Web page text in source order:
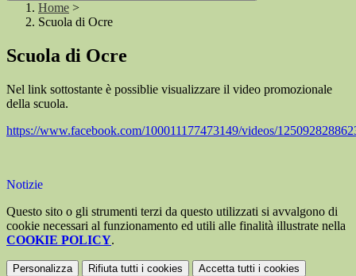
Home >
Scuola di Ocre
Scuola di Ocre
Nel link sottostante è possiblie visualizzare il video promozionale
della scuola.
https://www.facebook.com/100011177473149/videos/
Notizie
Questo sito o gli strumenti terzi da questo utilizzati si avvalgono di
cookie necessari al funzionamento ed utili alle finalità illustrate nella
COOKIE POLICY.
Personalizza Rifiuta tutti i cookies Accetta tutti i cookies